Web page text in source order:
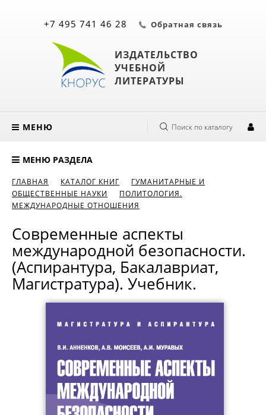
ИЗДАТЕЛЬСТВО
УЧЕБНОЙ
ЛИТЕРАТУРЫ
+7 495 741 46 28 Обратная связь
МЕНЮ Поиск по каталогу
МЕНЮ РАЗДЕЛА
ГЛАВНАЯ КАТАЛОГ КНИГ
ГУМАНИТАРНЫЕ И
ОБЩЕСТВЕННЫЕ НАУКИ
ПОЛИТОЛОГИЯ.
МЕЖДУНАРОДНЫЕ ОТНОШЕНИЯ
Современные аспекты
международной безопасности.
(Аспирантура, Бакалавриат,
Магистратура). Учебник.